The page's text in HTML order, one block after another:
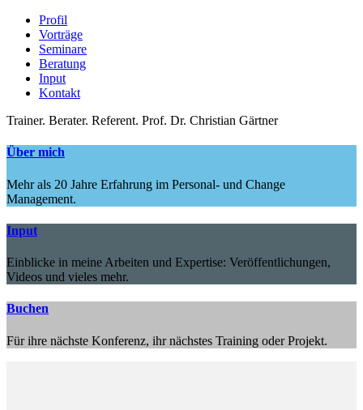
Profil
Vorträge
Seminare
Beratung
Input
Kontakt
Trainer. Berater. Referent. Prof. Dr. Christian Gärtner
Über mich
Mehr als 20 Jahre Erfahrung im Personal- und Change
Management.
Input
Einblicke in meine Arbeiten und Expertise: Veröffentlichungen,
Videos und vieles mehr.
Buchen
Für ihre nächste Konferenz, ihr nächstes Training oder Projekt.